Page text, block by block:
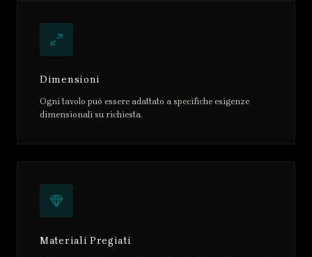
Dimensioni
Ogni tavolo può essere adattato a specifiche esigenze
dimensionali su richiesta.
Materiali Pregiati